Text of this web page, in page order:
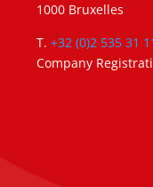
1000 Bruxelles
T. +32 (0)2 535 31
Company